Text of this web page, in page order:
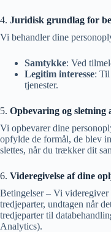
4. Juridisk grundlag for
Vi behandler dine
Samtykke: Ved
Legitim interesse: Til
tjenester.
5. Opbevaring og sletning
Vi opbevarer dine
opfylde de formål, de blev
slettes, når du trækker dit
6. Videregivelse af dine
Betingelser – Vi
tredjeparter, undtagen når
tredjeparter til
Analytics).